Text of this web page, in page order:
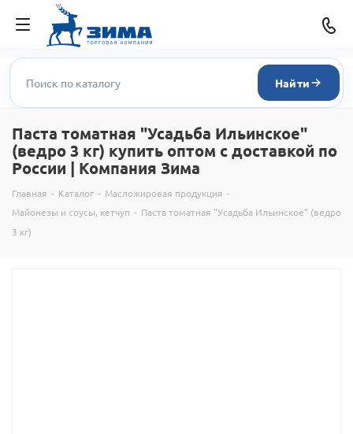
Найти
Паста томатная "Усадьба Ильинское"
(ведро 3 кг) купить оптом с доставкой по
России | Компания Зима
Главная - Каталог - Масложировая продукция -
Майонезы и соусы, кетчуп - Паста томатная "Усадьба Ильинское" (ведро
3 кг)